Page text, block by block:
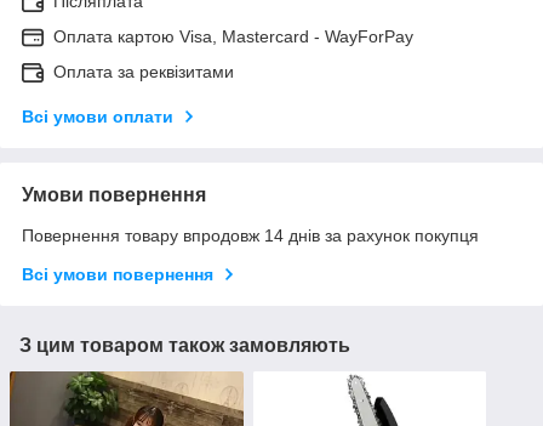
Оплата картою Visa, Mastercard - WayForPay
Оплата за реквізитами
Всі умови оплати
Умови повернення
Повернення товару впродовж 14 днів за рахунок покупця
Всі умови повернення
З цим товаром також замовляють